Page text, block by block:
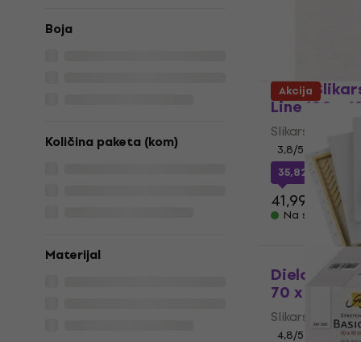
Boja
Količina paketa (kom)
Materijal
Kreul
Line 100 x
Slikarsko
3,8/5
35,82 €s
41,99 €
Na skladištu
Akcija
Dielo
70 x 70 cm
Slikarsko
4,8/5